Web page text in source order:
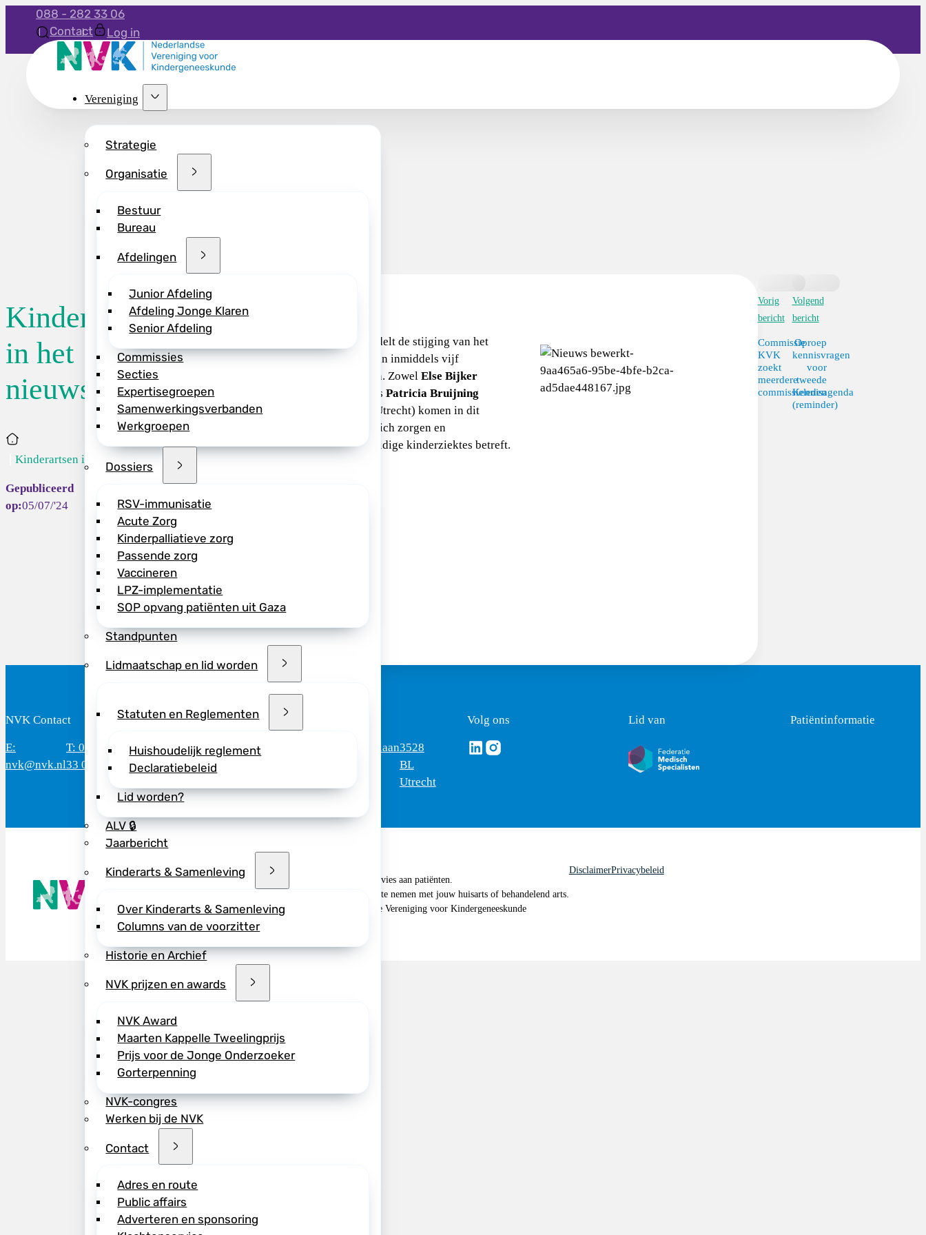
088 - 282 33 06
Contact
Log in
Vereniging
Strategie
Organisatie
Bestuur
Bureau
Afdelingen
Junior Afdeling
Afdeling Jonge Klaren
Senior Afdeling
Commissies
Secties
Expertisegroepen
Samenwerkingsverbanden
Werkgroepen
Dossiers
RSV-immunisatie
Acute Zorg
Kinderpalliatieve zorg
Passende zorg
Vaccineren
LPZ-implementatie
SOP opvang patiënten uit Gaza
Standpunten
Lidmaatschap en lid worden
Statuten en Reglementen
Huishoudelijk reglement
Declaratiebeleid
Lid worden?
ALV 🔒
Jaarbericht
Kinderarts & Samenleving
Over Kinderarts & Samenleving
Columns van de voorzitter
Historie en Archief
NVK prijzen en awards
NVK Award
Maarten Kappelle Tweelingprijs
Prijs voor de Jonge Onderzoeker
Gorterpenning
NVK-congres
Werken bij de NVK
Contact
Adres en route
Public affairs
Adverteren en sponsoring
Kinderartsen
in het
nieuws
Home
Kinderartsen in...
05/07/'24
Een artikel van Kek Mama behandelt de stijging van het
aantal gevallen kinkhoest (waaraan inmiddels vijf
baby’s zijn overleden) en mazelen. Zowel Else Bijker
(kinderarts, Maastricht UMC+) als Patricia Bruijning
(kinderarts-epidemioloog, UMC Utrecht) komen in dit
artikel aan het woord. Ze maken zich zorgen en
benadrukken dat het geen onschuldige kinderziektes betreft.
Vorig
bericht
Commissie
KVK
zoekt
meerdere
commissieleden
Volgend
bericht
Oproep
kennisvragen
voor
tweede
Kennisagenda
(reminder)
NVK Contact
E:
nvk@nvk.nl
T: 088 - 282
33 06
Bereikbaar: 8.30 - 17.00 uur
(werkdagen)
Mercatorlaan3528
BL
Utrecht
Volg ons
Volg ons via Linkedin
Volg ons via Instagram
Lid van Patiëntinformatie
De NVK geeft geen medisch advies aan patiënten.
Wij adviseren je om contact op te nemen met jouw huisarts of behandelend arts.
Copyright © 2026, Nederlandse Vereniging voor Kindergeneeskunde
DisclaimerPrivacybeleid